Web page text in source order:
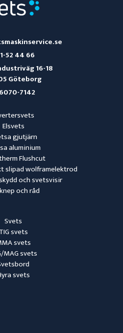
Svets
TIG svets
svets
MAG svets
svets
Elsvets
gjutjärn
aluminium
Flushcut
slipad wolframelektrod
och svetsvisir
och råd
52 44 66
16-18
Göteborg
7142